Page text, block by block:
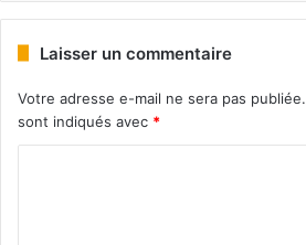
Laisser un commentaire
Votre adresse e-mail ne sera pas publiée.
sont indiqués avec *